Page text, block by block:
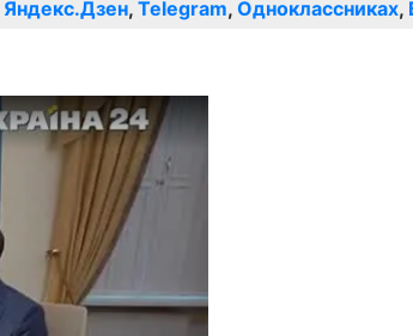
Яндекс.Дзен, Telegram, Одноклассниках,